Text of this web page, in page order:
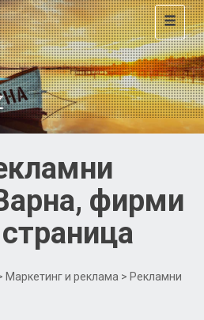
Toggle
фирми
Маркетинг и реклама > Рекламни